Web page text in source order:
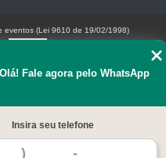
Olá! Fale agora pelo WhatsApp
Insira seu telefone
eventos (Lei 9610 de 19/02/1998)